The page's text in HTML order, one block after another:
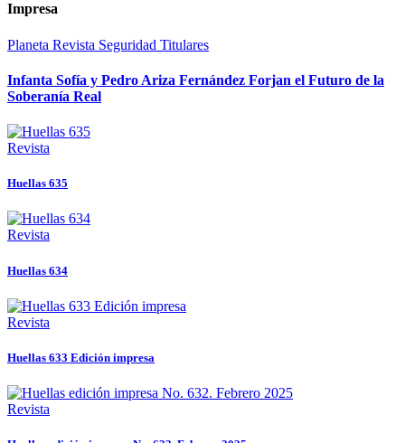
Impresa
Planeta Revista Seguridad Titulares
Infanta Sofía y Pedro Ariza Fernández Forjan el Futuro de la
Soberanía Real
Revista
Huellas 635
Revista
Huellas 634
Revista
Huellas 633 Edición impresa
Revista